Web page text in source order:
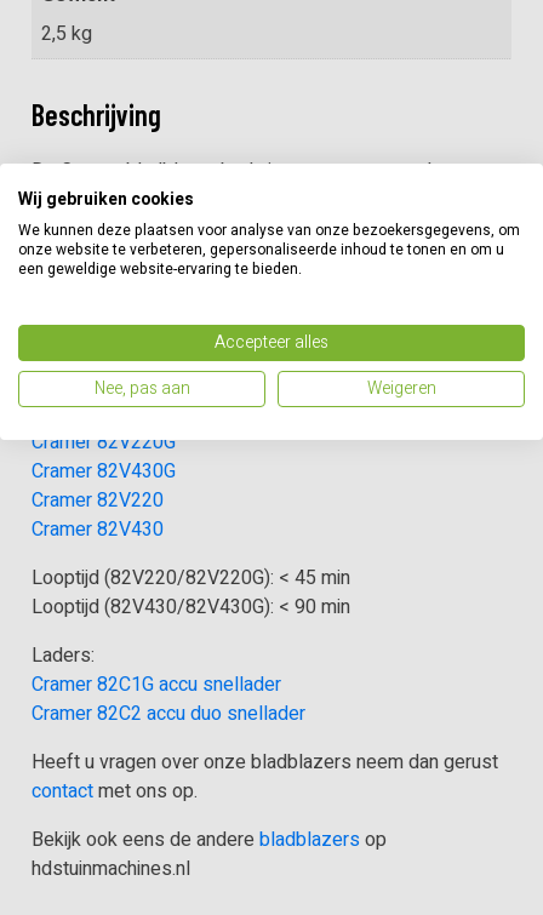
2,5 kg
Beschrijving
De Cramer bladblazer body is een accu-aangedreven
bladblazer waarmee u snel en moeiteloos bladeren,
grasresten, zand, vuil en afval verwijdert van trottoirs en
oppervlakken. De bladblazer 82B900 82V is perfect
voor korte klussen en kleine gebieden.
Geleverd zonder batterij en lader.Batterijen en laders
optioneel verkrijgbaar.
Batterijen:
Cramer 82V220G
Cramer 82V430G
Cramer 82V220
Cramer 82V430
Looptijd (82V220/82V220G): < 45 min
Looptijd (82V430/82V430G): < 90 min
Laders:
Cramer 82C1G accu snellader
Cramer 82C2 accu duo snellader
Heeft u vragen over onze bladblazers neem dan gerust
contactmet ons op.
Bekijk ook eens de anderebladblazers op
hdstuinmachines.nl
Wij gebruiken cookies
We kunnen deze plaatsen voor analyse van onze bezoekersgegevens, om
onze website te verbeteren, gepersonaliseerde inhoud te tonen en om u
een geweldige website-ervaring te bieden.
Accepteer alles
Nee, pas aan
Weigeren